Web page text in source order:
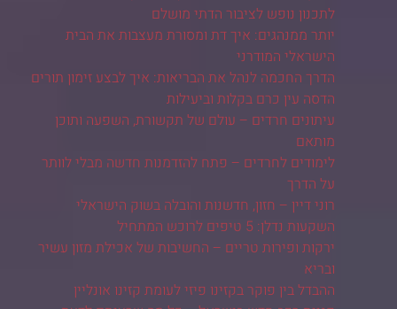
לתכנון נופש לציבור הדתי מושלם
יותר ממנהגים: איך דת ומסורת מעצבות את הבית
הישראלי המודרני
הדרך החכמה לנהל את הבריאות: איך לבצע זימון תורים
הדסה עין כרם בקלות וביעילות
עיתונים חרדים – עולם של תקשורת, השפעה ותוכן
מותאם
לימודים לחרדים – פתח להזדמנות חדשה מבלי לוותר
על הדרך
רוני דיין – חזון, חדשנות והובלה בשוק הישראלי
השקעות נדלן: 5 טיפים לרוכש המתחיל
ירקות ופירות טריים – החשיבות של אכילת מזון עשיר
ובריא
ההבדל בין פוקר בקזינו פיזי לעומת קזינו אונליין